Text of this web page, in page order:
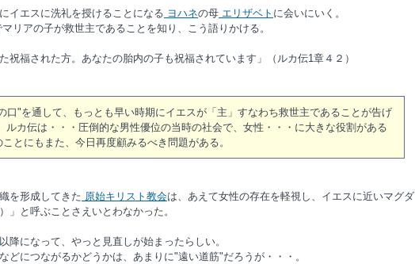
イエスに洗礼を授けることになる ヨハネの母 エリザベト に会いにいく。
リアの子が救世主であることを知り、こう語りかける。
福された方。あなたの胎内の子も祝福されています」（ルカ伝1章４２）
口"を通して、もっとも早い時期にイエスが「主」すなわち救世主であることが告げ
カ伝は・・・圧倒的な男性優位の当時の社会で、女性・・・に大きな役割がある
とにもまた、今日再度顧みるべき問題がある。
を形成してきた 原始キリスト教会は、あえて女性の存在を軽視し、イエスに近いマグダ
」と呼ぶことさえいとわなかった。
以降になって、やっと見直しが始まったらしい。
につながるかどうかは、あまりに"遠い道筋"だろうが・・・。